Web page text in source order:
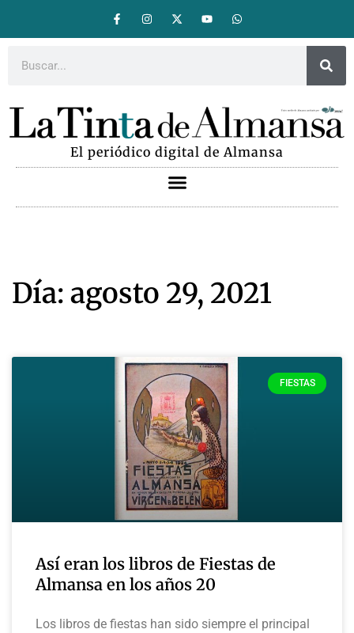
El periódico digital de Almansa
Día: agosto 29, 2021
FIESTAS
Así eran los libros de Fiestas de
Almansa en los años 20
Los libros de fiestas han sido siempre el principal